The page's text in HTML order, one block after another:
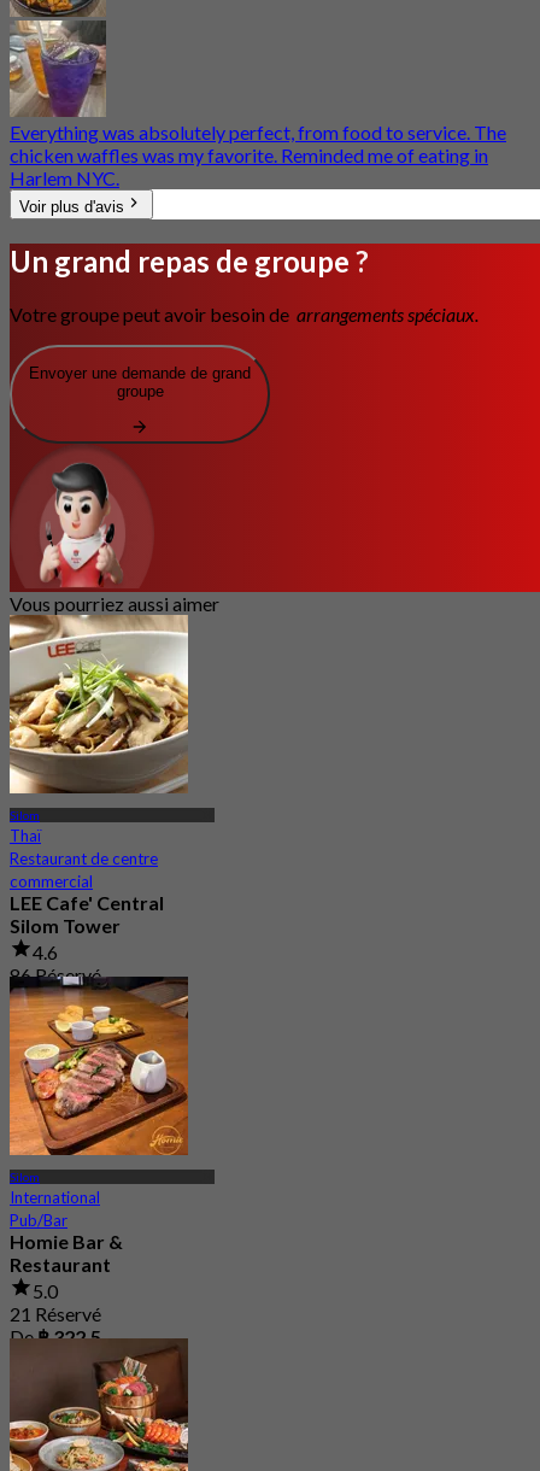
Everything was absolutely perfect, from food to service. The
chicken waffles was my favorite. Reminded me of eating in
Harlem NYC.
Voir plus d'avis
Un grand repas de groupe ?
Votre groupe peut avoir besoin de arrangements spéciaux.
Envoyer une demande de grand
groupe
Vous pourriez aussi aimer
Silom
Thaï
Restaurant de centre
commercial
LEE Cafe' Central
Silom Tower
4.6
86 Réservé
De฿ 330
Silom
International
Pub/Bar
Homie Bar &
Restaurant
5.0
21 Réservé
De฿ 322.5